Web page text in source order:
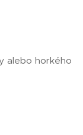
alebo horkého